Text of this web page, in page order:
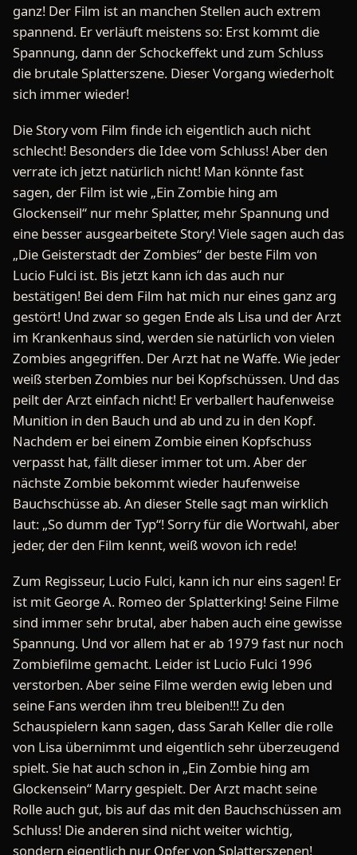
ganz! Der Film ist an manchen Stellen auch extrem
spannend. Er verläuft meistens so: Erst kommt die
Spannung, dann der Schockeffekt und zum Schluss
die brutale Splatterszene. Dieser Vorgang wiederholt
sich immer wieder!
Die Story vom Film finde ich eigentlich auch nicht
schlecht! Besonders die Idee vom Schluss! Aber den
verrate ich jetzt natürlich nicht! Man könnte fast
sagen, der Film ist wie „Ein Zombie hing am
Glockenseil“ nur mehr Splatter, mehr Spannung und
eine besser ausgearbeitete Story! Viele sagen auch das
„Die Geisterstadt der Zombies“ der beste Film von
Lucio Fulci ist. Bis jetzt kann ich das auch nur
bestätigen! Bei dem Film hat mich nur eines ganz arg
gestört! Und zwar so gegen Ende als Lisa und der Arzt
im Krankenhaus sind, werden sie natürlich von vielen
Zombies angegriffen. Der Arzt hat ne Waffe. Wie jeder
weiß sterben Zombies nur bei Kopfschüssen. Und das
peilt der Arzt einfach nicht! Er verballert haufenweise
Munition in den Bauch und ab und zu in den Kopf.
Nachdem er bei einem Zombie einen Kopfschuss
verpasst hat, fällt dieser immer tot um. Aber der
nächste Zombie bekommt wieder haufenweise
Bauchschüsse ab. An dieser Stelle sagt man wirklich
laut: „So dumm der Typ“! Sorry für die Wortwahl, aber
jeder, der den Film kennt, weiß wovon ich rede!
Zum Regisseur, Lucio Fulci, kann ich nur eins sagen! Er
ist mit George A. Romeo der Splatterking! Seine Filme
sind immer sehr brutal, aber haben auch eine gewisse
Spannung. Und vor allem hat er ab 1979 fast nur noch
Zombiefilme gemacht. Leider ist Lucio Fulci 1996
verstorben. Aber seine Filme werden ewig leben und
seine Fans werden ihm treu bleiben!!! Zu den
Schauspielern kann sagen, dass Sarah Keller die rolle
von Lisa übernimmt und eigentlich sehr überzeugend
spielt. Sie hat auch schon in „Ein Zombie hing am
Glockensein“ Marry gespielt. Der Arzt macht seine
Rolle auch gut, bis auf das mit den Bauchschüssen am
Schluss! Die anderen sind nicht weiter wichtig,
sondern eigentlich nur Opfer von Splatterszenen!